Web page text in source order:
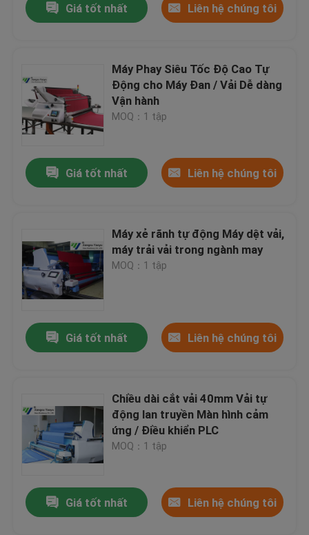
Giá tốt nhất Liên hệ chúng tôi
Máy Phay Siêu Tốc Độ Cao Tự
Động cho Máy Đan / Vải Dễ dàng
Vận hành
MOQ：1 tập
Giá tốt nhất Liên hệ chúng tôi
Máy xẻ rãnh tự động Máy dệt vải,
máy trải vải trong ngành may
MOQ：1 tập
Giá tốt nhất Liên hệ chúng tôi
Chiều dài cắt vải 40mm Vải tự
động lan truyền Màn hình cảm
ứng / Điều khiển PLC
MOQ：1 tập
Giá tốt nhất Liên hệ chúng tôi